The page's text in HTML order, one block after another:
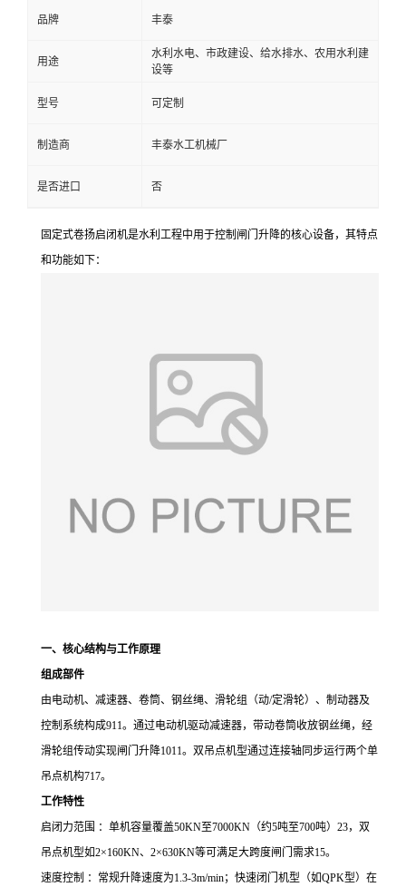
品牌 丰泰
用途
水利水电、市政建设、给水排水、农用水利建
设等
型号 可定制
制造商 丰泰水工机械厂
是否进口 否
固定式卷扬启闭机是水利工程中用于控制闸门升降的核心设备，其特点
和功能如下：
一、核心结构与工作原理
组成部件
由电动机、减速器、卷筒、钢丝绳、滑轮组（动/定滑轮）、制动器及
控制系统构成911。通过电动机驱动减速器，带动卷筒收放钢丝绳，经
滑轮组传动实现闸门升降1011。双吊点机型通过连接轴同步运行两个单
吊点机构717。
工作特性
启闭力范围 ：单机容量覆盖50KN至7000KN （约5吨至700吨） 23，双
吊点机型如2×160KN、 2×630KN等可满足大跨度闸门需求15。
速度控制 ：常规升降速度为1.3-3m/min；快速闭门机型（如QPK型）在